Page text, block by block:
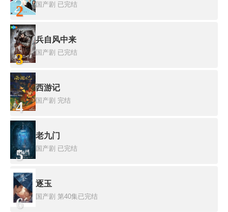
2 国产剧 已完结
3
兵自风中来
国产剧 已完结
4
西游记
国产剧 完结
5
老九门
国产剧 已完结
6
逐玉
国产剧 第40集已完结